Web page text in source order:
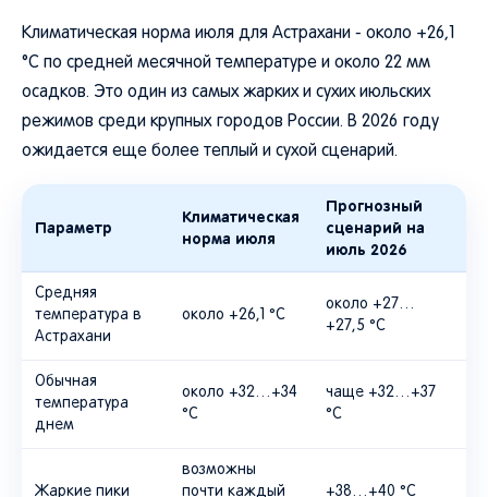
Климатическая норма июля для Астрахани - около +26,1
°C по средней месячной температуре и около 22 мм
осадков. Это один из самых жарких и сухих июльских
режимов среди крупных городов России. В 2026 году
ожидается еще более теплый и сухой сценарий.
Параметр
Климатическая
норма июля
Прогнозный
сценарий на
июль 2026
Средняя
температура в
Астрахани
около +26,1 °C
около +27…
+27,5 °C
Обычная
температура
днем
около +32…+34
°C
чаще +32…+37
°C
Жаркие пики
возможны
почти каждый
+38…+40 °C